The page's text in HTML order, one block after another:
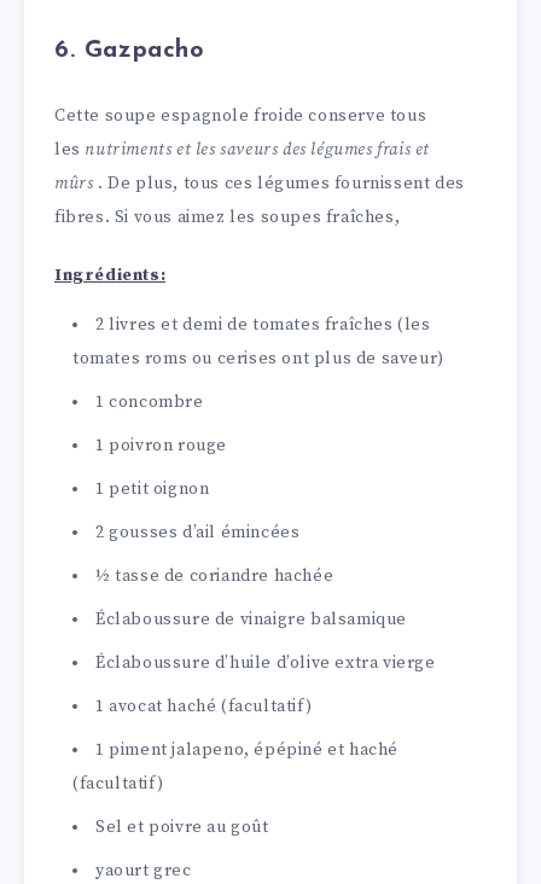
6. Gazpacho
Cette soupe espagnole froide conserve tous
les nutriments et les saveurs des légumes frais et
mûrs . De plus, tous ces légumes fournissent des
fibres. Si vous aimez les soupes fraîches,
Ingrédients:
2 livres et demi de tomates fraîches (les
tomates roms ou cerises ont plus de saveur)
1 concombre
1 poivron rouge
1 petit oignon
2 gousses d’ail émincées
½ tasse de coriandre hachée
Éclaboussure de vinaigre balsamique
Éclaboussure d’huile d’olive extra vierge
1 avocat haché (facultatif)
1 piment jalapeno, épépiné et haché
(facultatif)
Sel et poivre au goût
yaourt grec